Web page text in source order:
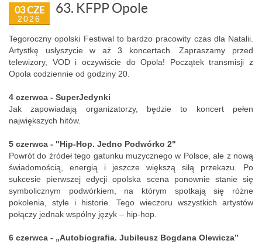
03 CZE
2026
63. KFPP Opole
Tegoroczny opolski Festiwal to bardzo pracowity czas dla Natalii.
Artystkę usłyszycie w aż 3 koncertach. Zapraszamy przed
telewizory, VOD i oczywiście do Opola! Początek transmisji z
Opola codziennie od godziny 20.
4 czerwca - SuperJedynki
Jak zapowiadają organizatorzy, będzie to koncert pełen
największych hitów.
5 czerwca - "Hip-Hop. Jedno Podwórko 2"
Powrót do źródeł tego gatunku muzycznego w Polsce, ale z nową
świadomością, energią i jeszcze większą siłą przekazu. Po
sukcesie pierwszej edycji opolska scena ponownie stanie się
symbolicznym podwórkiem, na którym spotkają się różne
pokolenia, style i historie. Tego wieczoru wszystkich artystów
połączy jednak wspólny język – hip-hop.
6 czerwca - „Autobiografia. Jubileusz Bogdana Olewicza”